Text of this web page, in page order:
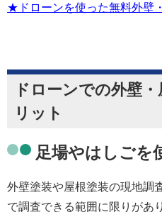
★ドローンを使った無料外壁
ドローンでの外壁
リット
足場やはしごを
外壁塗装や屋根塗装の現地調
で調査できる範囲に限りがあ